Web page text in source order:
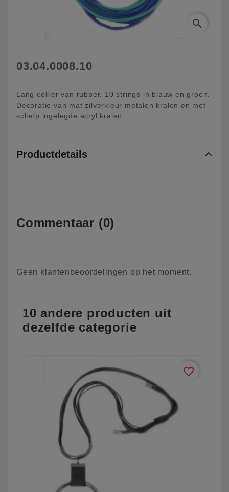
search
03.04.0008.10
Lang collier van rubber. 10 strings in blauw en groen.
Decoratie van mat zilverkleur metalen kralen en met
schelp ingelegde acryl kralen.
Productdetails
Commentaar (0)
Geen klantenbeoordelingen op het moment.
10 andere producten uit
dezelfde categorie
favorite_border